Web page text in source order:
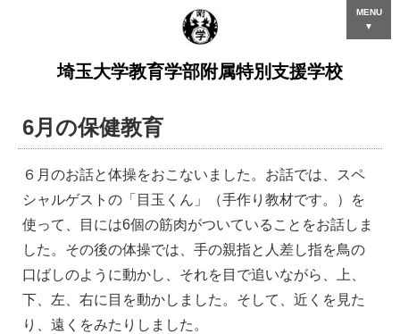
埼玉大学教育学部附属特別支援学校
MENU
▼
6月の保健教育
６月のお話と体操をおこないました。お話では、スペ
シャルゲストの「目玉くん」（手作り教材です。）を
使って、目には6個の筋肉がついていることをお話しま
した。その後の体操では、手の親指と人差し指を鳥の
口ばしのように動かし、それを目で追いながら、上、
下、左、右に目を動かしました。そして、近くを見た
り、遠くをみたりしました。